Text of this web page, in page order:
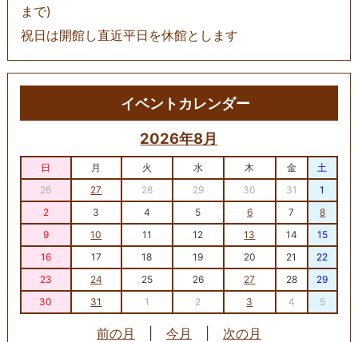
まで)
祝日は開館し直近平日を休館とします
イベントカレンダー
2026年8月
日 月 火 水 木 金
土
26
27 28 29 30 31
1
2
3 4 5 6 7
8
9
10 11 12 13 14
15
16
17 18 19 20 21
22
23
24 25 26 27 28
29
30
31 1 2 3 4 5
前の月 今月 次の月